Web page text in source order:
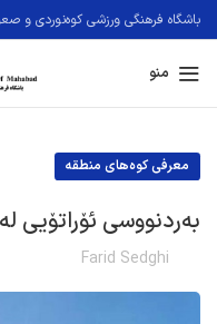
باشگاه فرهنگی ورزشی کوه‌نوردی و
منو
معرفی کوه‌های منطقه
بەردنووسی ئۆراتۆیی
Farid Sedghi